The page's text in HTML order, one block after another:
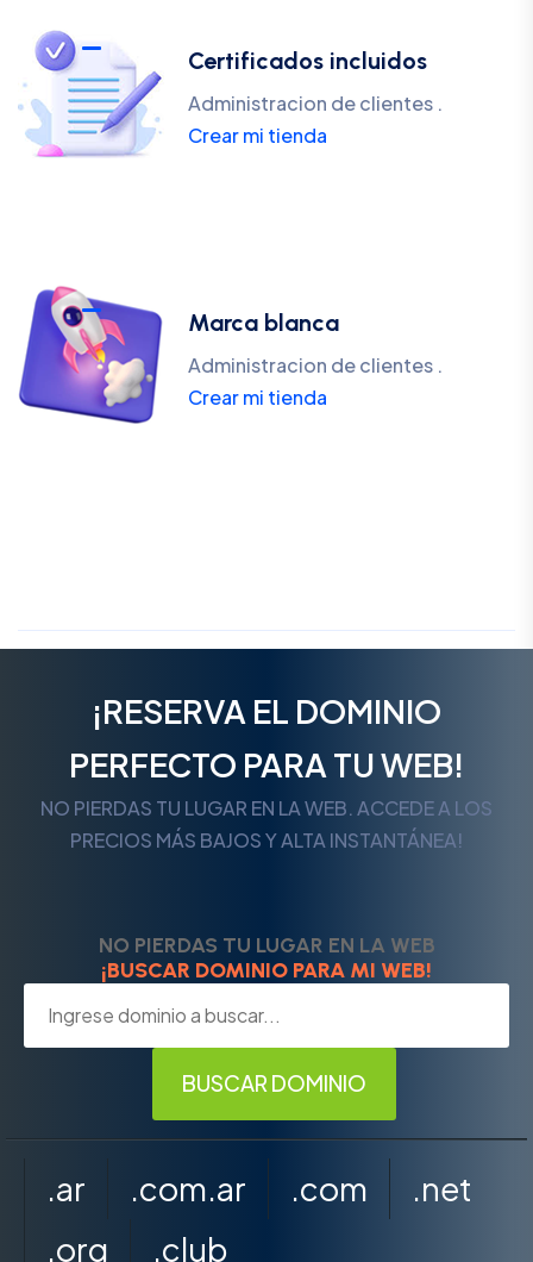
Certificados incluidos
Administracion de clientes .
Crear mi tienda
Marca blanca
Administracion de clientes .
Crear mi tienda
¡RESERVA EL DOMINIO
PERFECTO PARA TU WEB!
NO PIERDAS TU LUGAR EN LA WEB. ACCEDE A LOS
PRECIOS MÁS BAJOS Y ALTA INSTANTÁNEA!
NO PIERDAS TU LUGAR EN LA WEB
¡BUSCAR DOMINIO PARA MI WEB!
.ar .com.ar .com
.net
.org
.club